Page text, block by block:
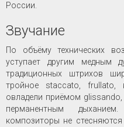
России.
Звучание
По объёму технических
уступает другим медным
традиционных штрихов
тройное staccato, frullato,
овладели приёмом
перманентным
композиторы не